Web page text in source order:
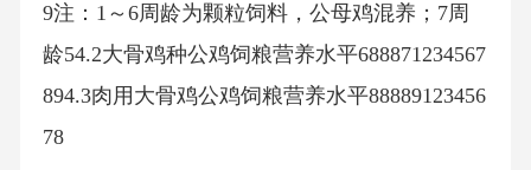
9注：1～6周龄为颗粒饲料，公母鸡混养；7周
龄54.2大骨鸡种公鸡饲粮营养水平688871234567
894.3肉用大骨鸡公鸡饲粮营养水平88889123456
78